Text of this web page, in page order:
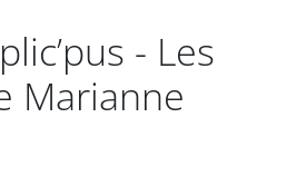
- Les
Marianne